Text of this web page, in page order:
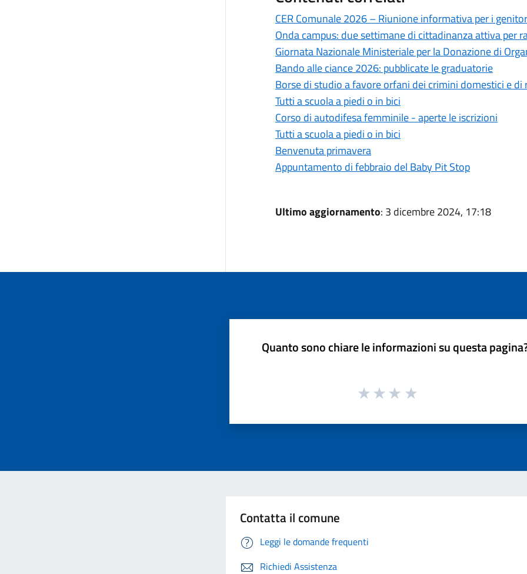
CER Comunale 2026 – Riunione informativa per i
Onda campus: due settimane di cittadinanza attiva per
Giornata Nazionale Ministeriale per la Donazione di
Bando alle ciance 2026: pubblicate le graduatorie
Borse di studio a favore orfani dei crimini domestici e
Tutti a scuola a piedi o in bici
Corso di autodifesa femminile - aperte le iscrizioni
Tutti a scuola a piedi o in bici
Benvenuta primavera
Appuntamento di febbraio del Baby Pit Stop
Ultimo aggiornamento: 3 dicembre 2024, 17:18
Quanto sono chiare le informazioni su questa
Contatta il comune
Leggi le domande frequenti
Richiedi Assistenza